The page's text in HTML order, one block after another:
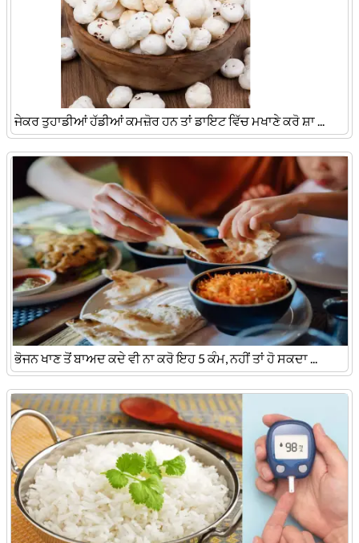
ਜੇਕਰ ਤੁਹਾਡੀਆਂ ਹੱਡੀਆਂ ਕਮਜ਼ੋਰ ਹਨ ਤਾਂ ਡਾਇਟ ਵਿੱਚ ਮਖਾਣੇ ਕਰੋ ਸ਼ਾ ...
ਭੋਜਨ ਖਾਣ ਤੋਂ ਬਾਅਦ ਕਦੇ ਵੀ ਨਾ ਕਰੋ ਇਹ 5 ਕੰਮ, ਨਹੀਂ ਤਾਂ ਹੋ ਸਕਦਾ ...